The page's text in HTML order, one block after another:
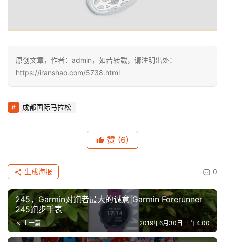
原创文章，作者：admin，如若转载，请注明出处：
https://iranshao.com/5738.html
成都国际马拉松
赞 (6)
0
生成海报
245，Garmin对跑者最大的诚意|Garmin Forerunner
245跑步手表
上一篇 2019年6月30日 上午4:00